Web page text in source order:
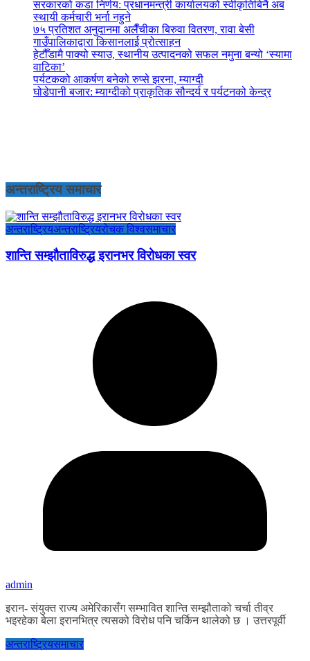
सरकारको कडा निर्णय: प्रधानमन्त्री कार्यालयको स्वीकृतिबिनै अब
स्थायी कर्मचारी भर्ना नहुने
७५ प्रतिशत अनुदानमा अलैँचीका बिरुवा वितरण, रावा बेसी
गाउँपालिकाद्वारा किसानलाई प्रोत्साहन
हेटौँडामै पाक्यो स्याउ, स्थानीय उत्पादनको सफल नमुना बन्यो ‘स्यामा
वाटिका’
पर्यटकको आकर्षण बनेको रुप्से झरना, म्याग्दी
घोडेपानी बजार: म्याग्दीको प्राकृतिक सौन्दर्य र पर्यटनको केन्द्र
अन्तराष्ट्रिय समाचार
अन्तराष्ट्रियअन्तराष्ट्रियरोचक विश्वसमाचार
शान्ति सम्झौताविरुद्ध इरानभर विरोधका स्वर
admin
इरान- संयुक्त राज्य अमेरिकासँग सम्भावित शान्ति सम्झौताको चर्चा तीव्र
भइरहेका बेला इरानभित्र त्यसको विरोध पनि चर्किन थालेको छ । उत्तरपूर्वी
अन्तराष्ट्रियसमाचार